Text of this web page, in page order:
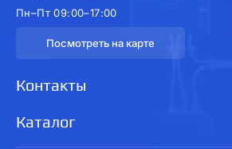
Пн–Пт 09:00–17:00
Посмотреть на карте
Каталог
Контакты